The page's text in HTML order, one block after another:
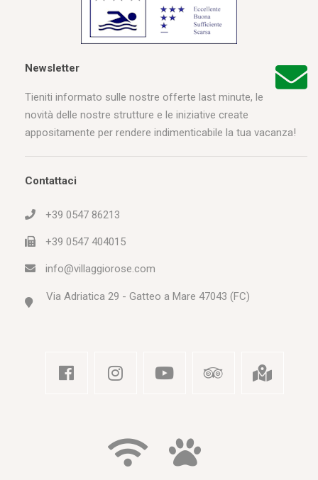
Newsletter
Tieniti informato sulle nostre offerte last minute, le
novità delle nostre strutture e le iniziative create
appositamente per rendere indimenticabile la tua vacanza!
Contattaci
+39 0547 86213
+39 0547 404015
info@villaggiorose.com
Via Adriatica 29 - Gatteo a Mare 47043 (FC)